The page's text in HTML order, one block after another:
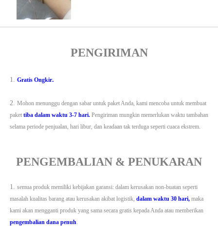
PENGIRIMAN
1. Gratis Ongkir.
2. Mohon menunggu dengan sabar untuk paket Anda, kami mencoba untuk membuat
paket tiba dalam waktu 3-7 hari. Pengiriman mungkin memerlukan waktu tambahan
selama periode penjualan, hari libur, dan keadaan tak terduga seperti cuaca ekstrem
PENGEMBALIAN & PENUKARAN
1. semua produk memiliki kebijakan garansi: dalam kerusakan non-buatan seperti
masalah kualitas barang atau kerusakan akibat logistik, dalam waktu 30 hari, maka
kami akan mengganti produk yang sama secara gratis kepada Anda atau memberikan
pengembalian dana penuh